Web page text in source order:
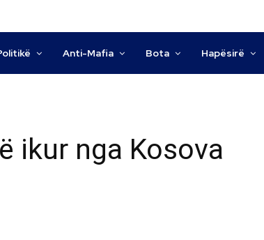
Anti-Mafia Bota Hapësirë
ikur nga Kosova